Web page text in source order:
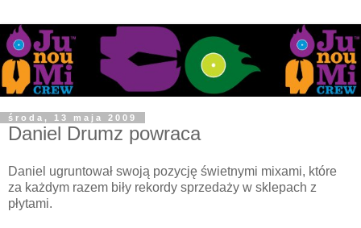
środa, 13 maja 2009
Daniel Drumz powraca
Daniel ugruntował swoją pozycję świetnymi mixami, które
za każdym razem biły rekordy sprzedaży w sklepach z
płytami.